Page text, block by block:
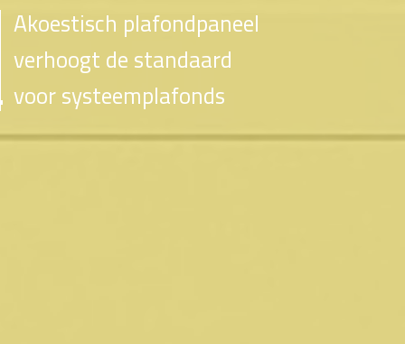
Akoestisch plafondpaneel
verhoogt de standaard
voor systeemplafonds